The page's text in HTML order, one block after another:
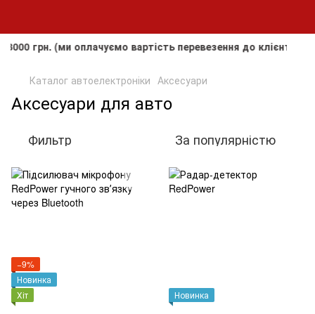
оплачуємо вартість перевезення до клієнта, але не
Каталог автоелектроніки Аксесуари
Аксесуари для авто
Фильтр За популярністю
−9%
Новинка
Хіт
Новинка